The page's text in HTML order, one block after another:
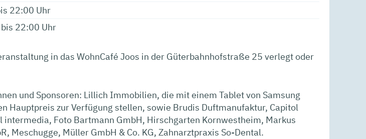
22:00 Uhr
22:00 Uhr
in das WohnCafé Joos in der Güterbahnhofstraße 25 verlegt oder
und Sponsoren: Lillich Immobilien, die mit einem Tablet von Samsung
Hauptpreis zur Verfügung stellen, sowie Brudis Duftmanufaktur, Capitol
intermedia, Foto Bartmann GmbH, Hirschgarten Kornwestheim, Markus
Meschugge, Müller GmbH & Co. KG, Zahnarztpraxis So-Dental.